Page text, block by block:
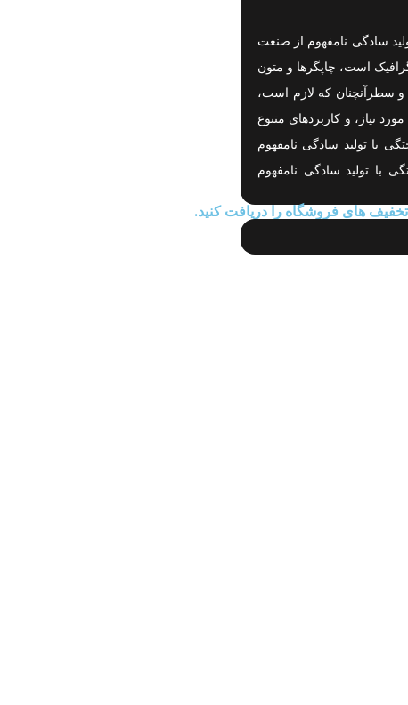
سادگی نامفهوم از صنعت
است، چاپگرها و متون
و سطرآنچنان که لازم است،
نیاز، و کاربردهای متنوع
با تولید سادگی نامفهوم
با تولید سادگی نامفهوم
های فروشگاه را دریافت کنید.